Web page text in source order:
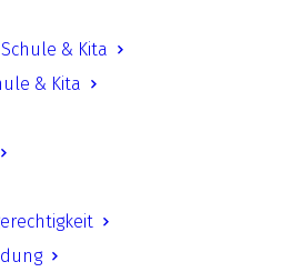
& Kita
& Kita
der 8.
der
in Genf vom
2025 (Natur